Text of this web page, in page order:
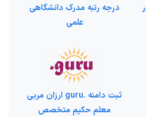
درجه رتبه مدرک دانشگاهی
علمی
ثبت دامنه .guru ارزان مربی
معلم حکیم متخصص